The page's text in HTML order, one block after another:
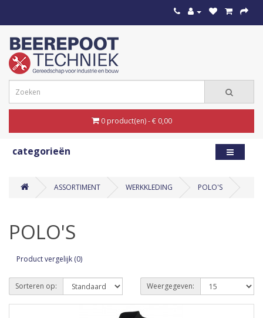
0 product(en) - € 0,00
categorieën
ASSORTIMENT WERKKLEDING POLO'S
POLO'S
Product vergelijk (0)
Sorteren op: Weergegeven: